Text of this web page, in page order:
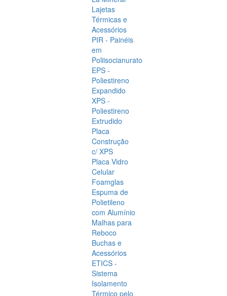
Lajetas
Térmicas e
Acessórios
PIR - Painéis
em
Poliisocianurato
EPS -
Poliestireno
Expandido
XPS -
Poliestireno
Extrudido
Placa
Construção
c/ XPS
Placa Vidro
Celular
Foamglas
Espuma de
Polietileno
com Alumínio
Malhas para
Reboco
Buchas e
Acessórios
ETICS -
Sistema
Isolamento
Térmico pelo